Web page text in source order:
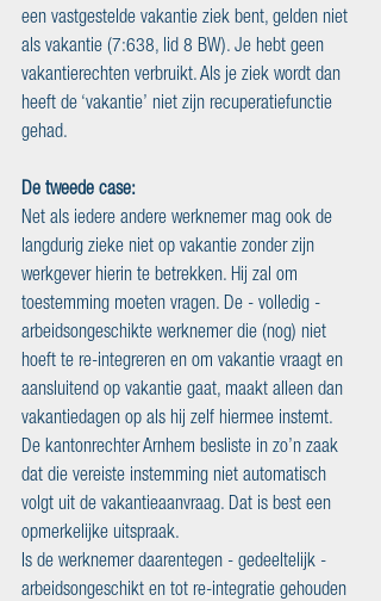
een vastgestelde vakantie ziek bent, gelden niet
als vakantie (7:638, lid 8 BW). Je hebt geen
vakantierechten verbruikt. Als je ziek wordt dan
heeft de ‘vakantie’ niet zijn recuperatiefunctie
gehad.
De tweede case:
Net als iedere andere werknemer mag ook de
langdurig zieke niet op vakantie zonder zijn
werkgever hierin te betrekken. Hij zal om
toestemming moeten vragen. De - volledig -
arbeidsongeschikte werknemer die (nog) niet
hoeft te re-integreren en om vakantie vraagt en
aansluitend op vakantie gaat, maakt alleen dan
vakantiedagen op als hij zelf hiermee instemt.
De kantonrechter Arnhem besliste in zo’n zaak
dat die vereiste instemming niet automatisch
volgt uit de vakantieaanvraag. Dat is best een
opmerkelijke uitspraak.
Is de werknemer daarentegen - gedeeltelijk -
arbeidsongeschikt en tot re-integratie gehouden